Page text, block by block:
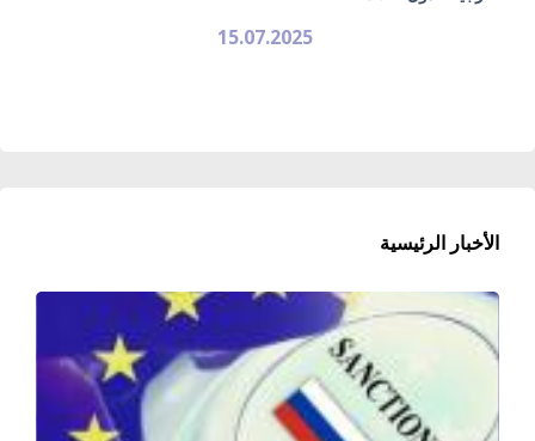
15.07.2025
الأخبار الرئيسية